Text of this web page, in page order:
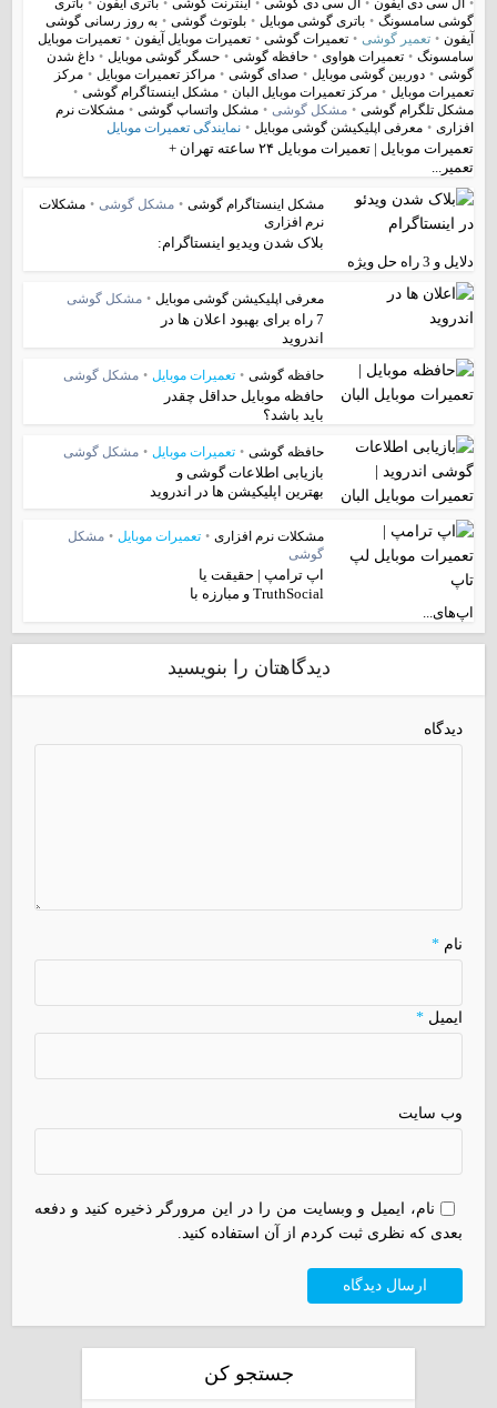
گوشی سامسونگ • باتری گوشی موبایل • بلوتوث گوشی • به روز رسانی گوشی
آیفون • تعمیر گوشی • تعمیرات گوشی • تعمیرات موبایل آیفون • تعمیرات موبایل
سامسونگ • تعمیرات هواوی • حافظه گوشی • حسگر گوشی موبایل • داغ شدن
گوشی • دوربین گوشی موبایل • صدای گوشی • مراکز تعمیرات موبایل • مرکز
تعمیرات موبایل • مرکز تعمیرات موبایل البان • مشکل اینستاگرام گوشی •
مشکل تلگرام گوشی • مشکل گوشی • مشکل واتساپ گوشی • مشکلات نرم
افزاری • معرفی اپلیکیشن گوشی موبایل • نمایندگی تعمیرات موبایل
تعمیرات موبایل | تعمیرات موبایل ۲۴ ساعته تهران +
تعمیر...
مشکل اینستاگرام گوشی • مشکل گوشی • مشکلات
نرم افزاری
بلاک شدن ویدیو اینستاگرام:
دلایل و 3 راه حل ویژه
معرفی اپلیکیشن گوشی موبایل • مشکل گوشی
7 راه برای بهبود اعلان ها در
اندروید
حافظه گوشی • تعمیرات موبایل • مشکل گوشی
حافظه موبایل حداقل چقدر
باید باشد؟
حافظه گوشی • تعمیرات موبایل • مشکل گوشی
بازیابی اطلاعات گوشی و
بهترین اپلیکیشن ها در اندروید
مشکلات نرم افزاری • تعمیرات موبایل • مشکل
گوشی
اپ ترامپ | حقیقت یا
TruthSocial و مبارزه با
اپ‌های...
دیدگاهتان را بنویسید
دیدگاه
نام*
ایمیل*
وب سایت
نام، ایمیل و وبسایت من را در این مرورگر ذخیره کنید و دفعه
بعدی که نظری ثبت کردم از آن استفاده کنید.
جستجو کن